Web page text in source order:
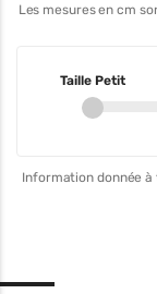
Les mesures en cm
Taille Petit
Information donnée